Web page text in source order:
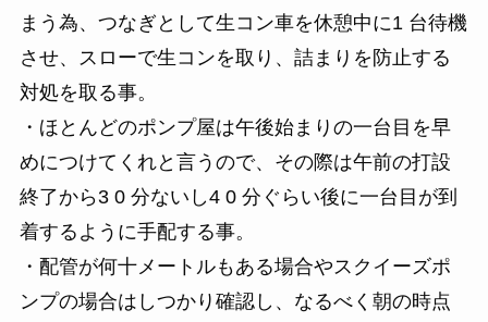
まう為、つなぎとして生コン車を休憩中に1 台待機
させ、スローで生コンを取り、詰まりを防止する
対処を取る事。
・ほとんどのポンプ屋は午後始まりの一台目を早
めにつけてくれと言うので、その際は午前の打設
終了から3 0 分ないし4 0 分ぐらい後に一台目が到
着するように手配する事。
・配管が何十メートルもある場合やスクイーズポ
ンプの場合はしつかり確認し、なるべく朝の時点